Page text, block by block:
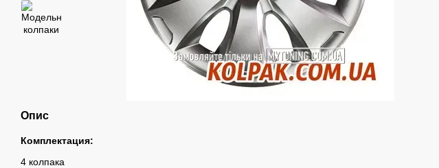
Опис
Комплектация:
4 колпака